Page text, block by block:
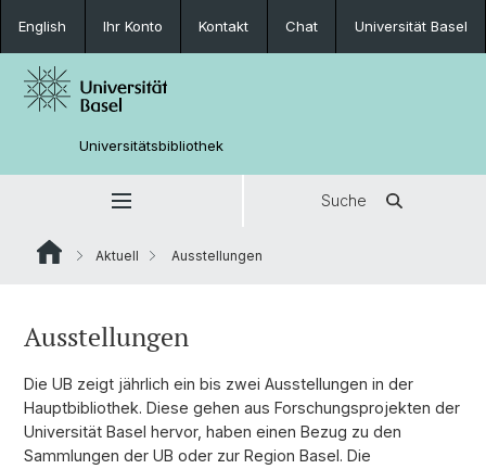
English Ihr Konto Kontakt Chat Universität Basel
Universitätsbibliothek
Suche
Aktuell Ausstellungen
Ausstellungen
Die UB zeigt jährlich ein bis zwei Ausstellungen in der
Hauptbibliothek. Diese gehen aus Forschungsprojekten der
Universität Basel hervor, haben einen Bezug zu den
Sammlungen der UB oder zur Region Basel. Die